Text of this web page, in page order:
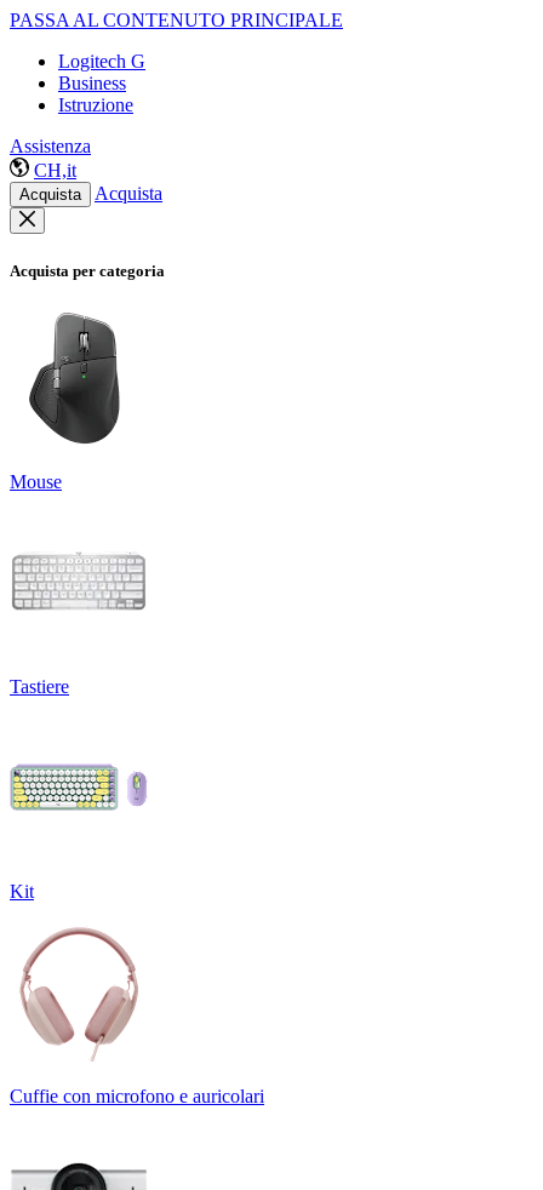
PASSA AL CONTENUTO PRINCIPALE
Logitech G
Business
Istruzione
Assistenza
CH,it
Acquista Acquista
Acquista per categoria
Mouse
Tastiere
Kit
Cuffie con microfono e auricolari